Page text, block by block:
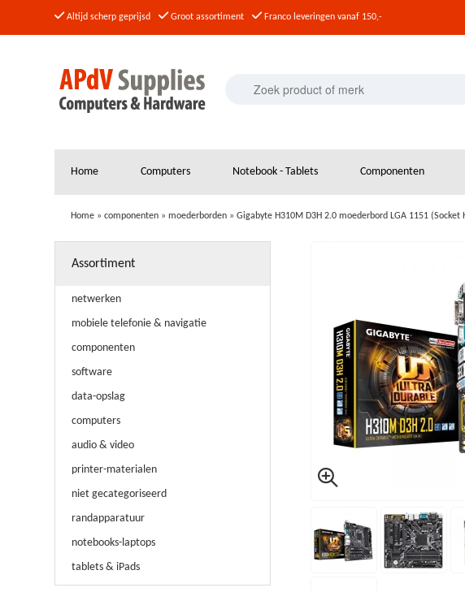
Altijd scherp geprijsd Groot assortiment Franco leveringen vanaf 150,-
Home Computers Notebook - Tablets Componenten
Home »componenten »moederborden »Gigabyte H310M D3H 2.0 moederbord LGA 1151 (Socket
Assortiment
netwerken
mobiele telefonie & navigatie
componenten
software
data-opslag
computers
audio & video
printer-materialen
niet gecategoriseerd
randapparatuur
notebooks-laptops
tablets & iPads